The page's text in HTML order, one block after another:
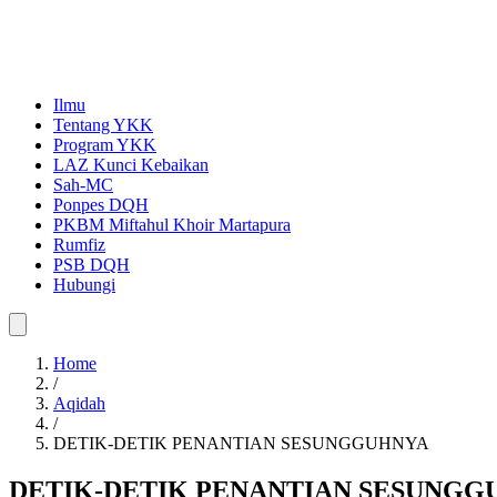
Ilmu
Tentang YKK
Program YKK
LAZ Kunci Kebaikan
Sah-MC
Ponpes DQH
PKBM Miftahul Khoir Martapura
Rumfiz
PSB DQH
Hubungi
Home
/
Aqidah
/
DETIK-DETIK PENANTIAN SESUNGGUHNYA
DETIK-DETIK PENANTIAN